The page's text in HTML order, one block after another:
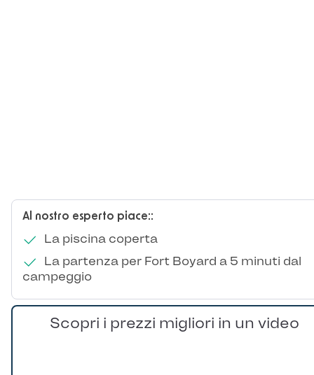
Al nostro esperto piace::
La piscina coperta
La partenza per Fort Boyard a 5 minuti dal
campeggio
Scopri i prezzi migliori in un video